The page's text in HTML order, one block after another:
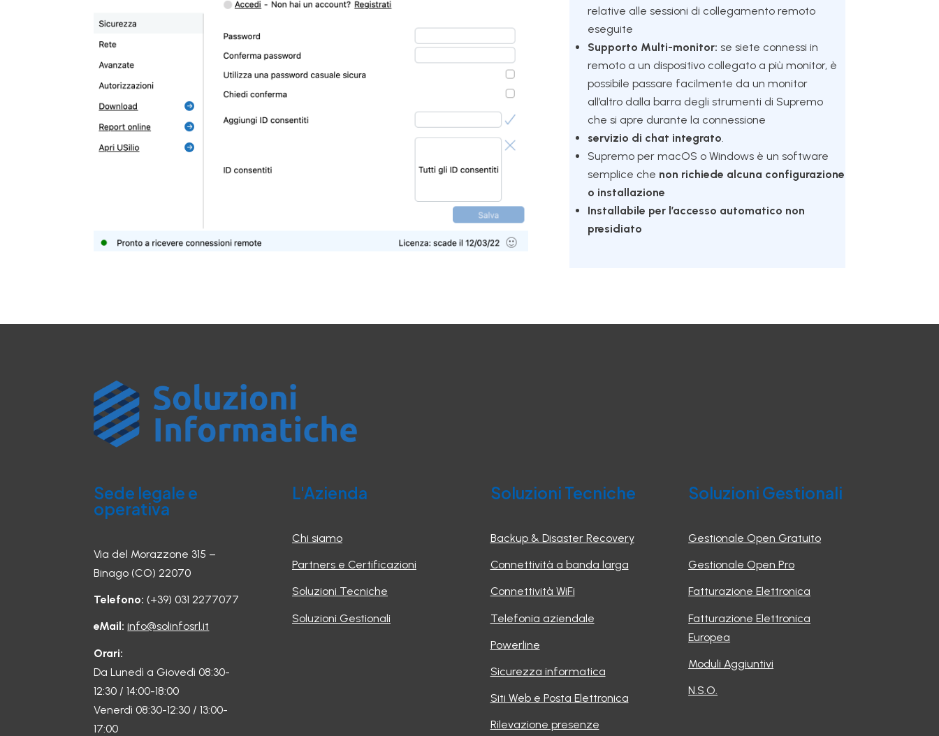
relative alle sessioni di collegamento remoto
eseguite
Supporto Multi-monitor: se siete connessi in
remoto a un dispositivo collegato a più monitor, è
possibile passare facilmente da un monitor
all’altro dalla barra degli strumenti di Supremo
che si apre durante la connessione
servizio di chat integrato
Supremo per macOS o Windows è un software
semplice che non richiede alcuna configurazione
o installazione
Installabile per l’accesso automatico non
presidiato
Sede legale e
operativa
Via del Morazzone 315 –
Binago (CO) 22070
Telefono: (+39) 031 2277077
eMail: info@solinfosrl.it
Orari:
Da Lunedì a Giovedì 08:30-
12:30 / 14:00-18:00
Venerdì 08:30-12:30 / 13:00-
17:00
L'Azienda
Chi siamo
Partners e Certificazioni
Soluzioni Tecniche
Soluzioni Gestionali
Soluzioni Tecniche
Backup & Disaster Recovery
Connettività a banda larga
Connettività WiFi
Telefonia aziendale
Powerline
Sicurezza informatica
Siti Web e Posta Elettronica
Rilevazione presenze
Soluzioni Gestionali
Gestionale Open Gratuito
Gestionale Open Pro
Fatturazione Elettronica
Fatturazione Elettronica
Europea
Moduli Aggiuntivi
N.S.O.